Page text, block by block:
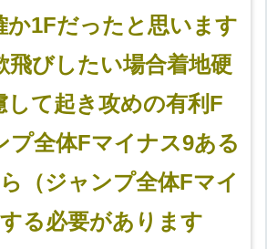
か1Fだったと思います
飛びしたい場合着地硬
して起き攻めの有利F
プ全体Fマイナス9ある
（ジャンプ全体Fマイ
る必要があります